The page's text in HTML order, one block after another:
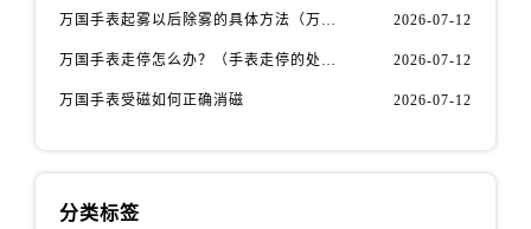
广西省南宁市青秀区金湖路59号地王大厦12楼1224室万国售后服务中心（需提前预约）
安徽省合肥市蜀山区潜山路111号万象城华润大厦B座12楼03室万国售后服务中心（需提前预约）
福建省泉州市丰泽区宝洲路729号浦西万达中心写字楼A座7楼709室万国售后服务中心（需提前预约）
万国手表起雾以后除雾的具体方法（万国手表起雾解决办法） 2026-07-12
万国手表走停怎么办？（手表走停的处理方法） 2026-07-12
万国手表受磁如何正确消磁 2026-07-12
分类标签